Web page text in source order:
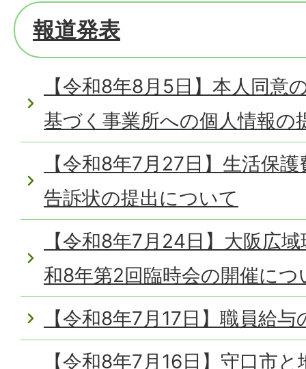
報道発表
【令和8年8月5日】本人同意
基づく事業所への個人情報の
【令和8年7月27日】生活保
告訴状の提出について
【令和8年7月24日】大阪広
和8年第2回臨時会の開催につ
【令和8年7月17日】職員給
【令和8年7月16日】守口市